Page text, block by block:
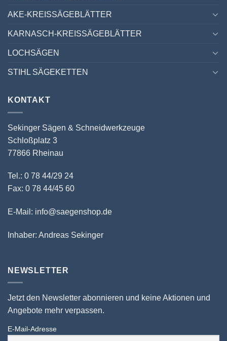
AKE-KREISSÄGEBLÄTTER
KARNASCH-KREISSÄGEBLÄTTER
LOCHSÄGEN
STIHL SÄGEKETTEN
KONTAKT
Sekinger Sägen & Schneidwerkzeuge
Schloßplatz 3
77866 Rheinau
Tel.: 0 78 44/29 24
Fax: 0 78 44/45 60
E-Mail: info@saegenshop.de
Inhaber: Andreas Sekinger
NEWSLETTER
Jetzt den Newsletter abonnieren und keine Aktionen und
Angebote mehr verpassen.
E-Mail-Adresse